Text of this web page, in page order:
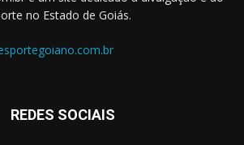
no Estado de Goiás.
REDES SOCIAIS